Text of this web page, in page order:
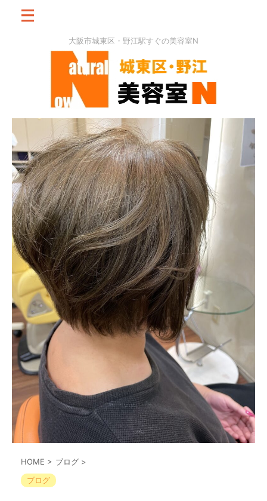
大阪市城東区・野江駅すぐの美容室N
HOME > ブログ >
ブログ